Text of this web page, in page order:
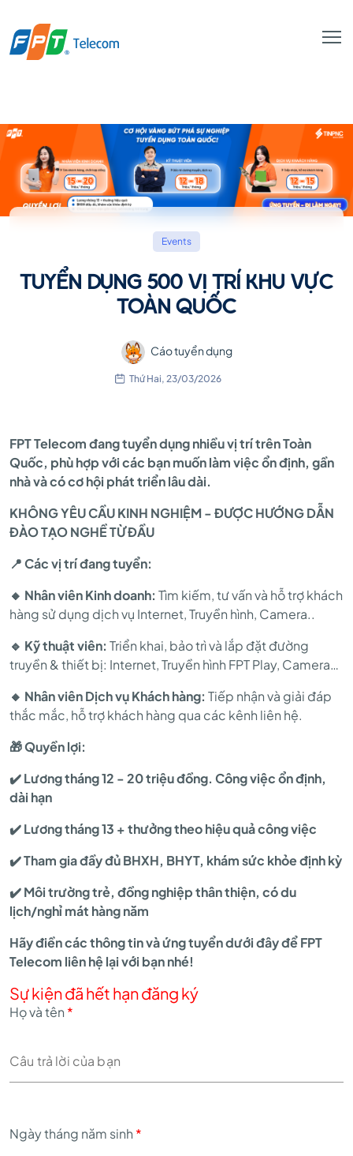
Events
TUYỂN DỤNG 500 VỊ TRÍ KHU VỰC
TOÀN QUỐC
Cáo tuyển dụng
Thứ Hai, 23/03/2026
FPT Telecom đang tuyển dụng nhiều vị trí trên Toàn
Quốc, phù hợp với các bạn muốn làm việc ổn định, gần
nhà và có cơ hội phát triển lâu dài.
KHÔNG YÊU CẦU KINH NGHIỆM - ĐƯỢC HƯỚNG DẪN
ĐÀO TẠO NGHỀ TỪ ĐẦU
📍 Các vị trí đang tuyển:
🔸 Nhân viên Kinh doanh: Tìm kiếm, tư vấn và hỗ trợ khách
hàng sử dụng dịch vụ Internet, Truyền hình, Camera..
🔹 Kỹ thuật viên: Triển khai, bảo trì và lắp đặt đường
truyền & thiết bị: Internet, Truyền hình FPT Play, Camera…
🔸 Nhân viên Dịch vụ Khách hàng: Tiếp nhận và giải đáp
thắc mắc, hỗ trợ khách hàng qua các kênh liên hệ.
🎁 Quyền lợi:
✔️ Lương tháng12 - 20 triệu đồng. Công việc ổn định,
dài hạn
✔️ Lương tháng 13 + thưởng theo hiệu quả công việc
✔️ Tham gia đầy đủ BHXH, BHYT, khám sức khỏe định kỳ
✔️ Môi trường trẻ, đồng nghiệp thân thiện, có du
lịch/nghỉ mát hàng năm
Hãy điền các thông tin và ứng tuyển dưới đây để FPT
Telecom liên hệ lại với bạn nhé!
Sự kiện đã hết hạn đăng ký
Họ và tên *
Ngày tháng năm sinh *